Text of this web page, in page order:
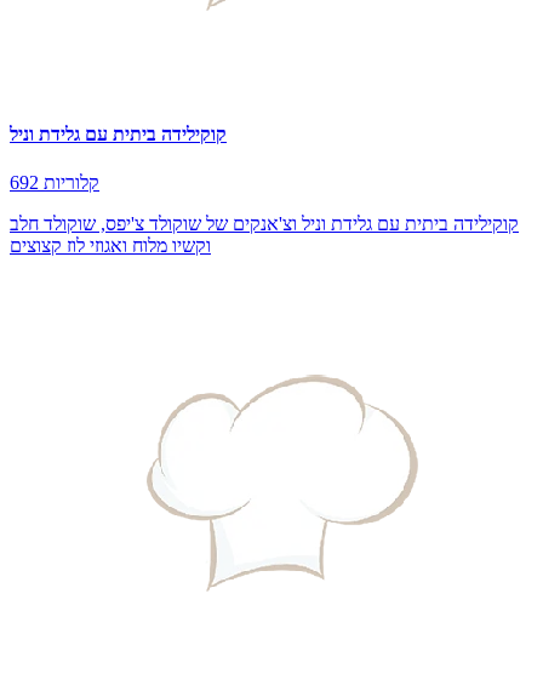
קוקילידה ביתית עם גלידת וניל
692 קלוריות
קוקילידה ביתית עם גלידת וניל וצ'אנקים של שוקולד צ'יפס, שוקולד חלב
וקשיו מלוח ואגוזי לוז קצוצים